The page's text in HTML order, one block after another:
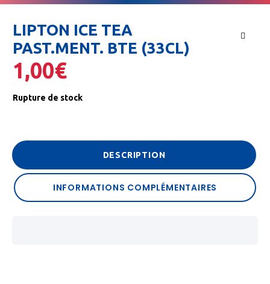
LIPTON ICE TEA
PAST.MENT. BTE (33CL)
1,00€
Rupture de stock
DESCRIPTION
INFORMATIONS COMPLÉMENTAIRES